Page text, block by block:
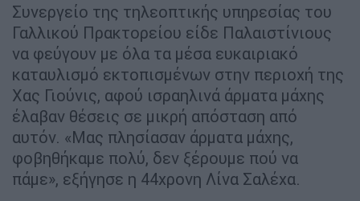
Συνεργείο της τηλεοπτικής υπηρεσίας του
Γαλλικού Πρακτορείου είδε Παλαιστίνιους
να φεύγουν με όλα τα μέσα ευκαιριακό
καταυλισμό εκτοπισμένων στην περιοχή της
Χας Γιούνις, αφού ισραηλινά άρματα μάχης
έλαβαν θέσεις σε μικρή απόσταση από
αυτόν. «Μας πλησίασαν άρματα μάχης,
φοβηθήκαμε πολύ, δεν ξέρουμε πού να
πάμε», εξήγησε η 44χρονη Λίνα Σαλέχα.